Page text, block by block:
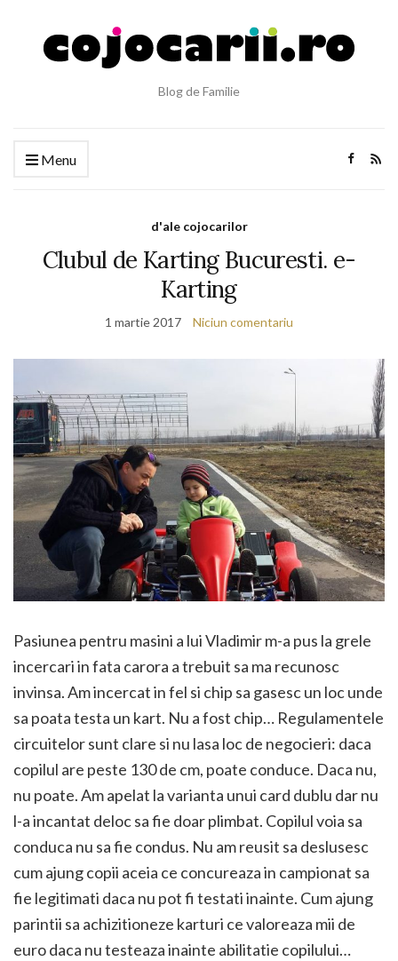
Blog de Familie
Menu
d'ale cojocarilor
Clubul de Karting Bucuresti. e-
Karting
1 martie 2017 Niciun comentariu
Pasiunea pentru masini a lui Vladimir m-a pus la grele
incercari in fata carora a trebuit sa ma recunosc
invinsa. Am incercat in fel si chip sa gasesc un loc unde
sa poata testa un kart. Nu a fost chip… Regulamentele
circuitelor sunt clare si nu lasa loc de negocieri: daca
copilul are peste 130 de cm, poate conduce. Daca nu,
nu poate. Am apelat la varianta unui card dublu dar nu
l-a incantat deloc sa fie doar plimbat. Copilul voia sa
conduca nu sa fie condus. Nu am reusit sa deslusesc
cum ajung copii aceia ce concureaza in campionat sa
fie legitimati daca nu pot fi testati inainte. Cum ajung
parintii sa achizitioneze karturi ce valoreaza mii de
euro daca nu testeaza inainte abilitatie copilului…